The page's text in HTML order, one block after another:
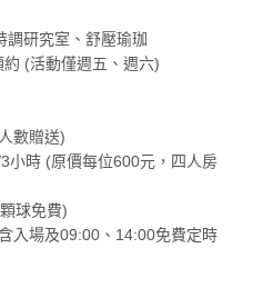
調研究室、舒壓瑜珈
(活動僅週五、週六)
數贈送)
小時 (原價每位600元，四人房
球免費)
入場及09:00、14:00免費定時